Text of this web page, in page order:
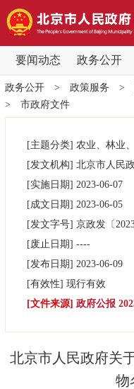
要闻动态 政务公开
要闻动态
党中央精神
各区热点
市领导
决策公开
政务公开> 政策服务 >
> 市政府文件
[主题分类] 农业、林业
[发文机构] 北京市人民
[实施日期] 2023-06-07
[成文日期] 2023-06-05
[发文字号] 京政发〔2023
[废止日期] ----
[发布日期] 2023-06-09
[有效性] 现行有效
[文件来源] 政府公报
北京市人民政府关
物